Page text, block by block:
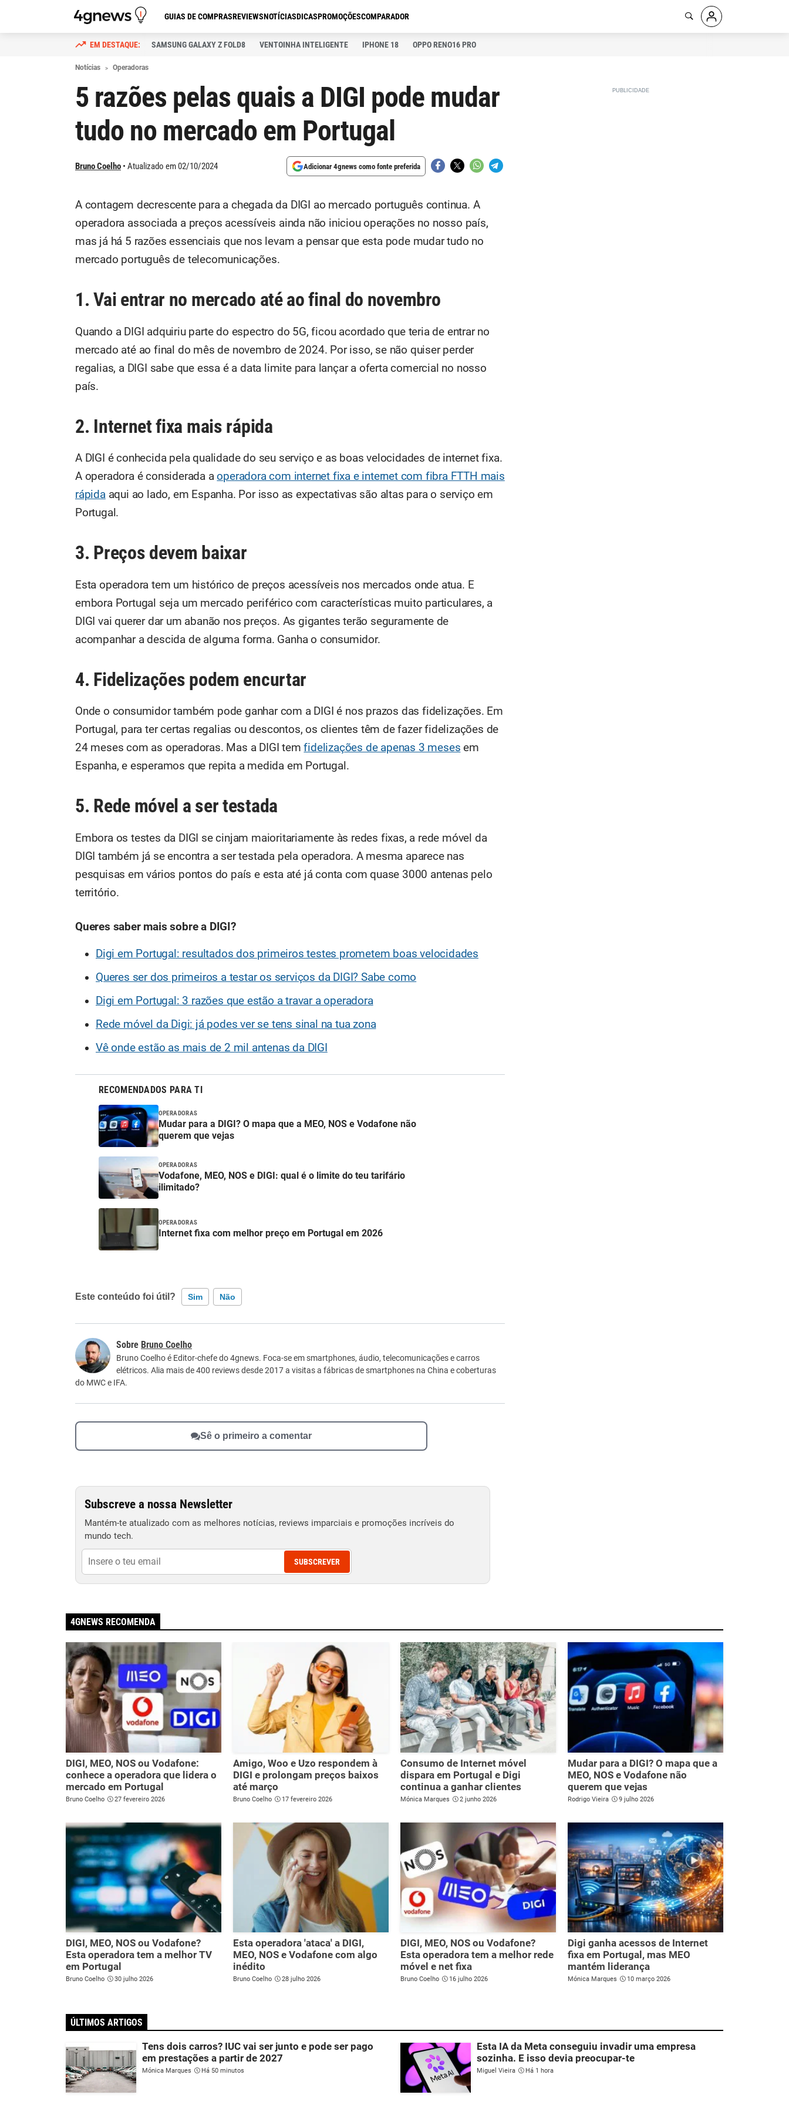
GUIAS DE COMPRASREVIEWSNOTÍCIASDICASPROMOÇÕESCOMPARADOR
SAMSUNG GALAXY Z FOLD8 VENTOINHA INTELIGENTE IPHONE 18 OPPO RENO16 PRO
Notícias Operadoras
5 razões pelas quais a DIGI pode mudar
tudo no mercado em Portugal
Bruno Coelho Atualizado em 02/10/2024 Adicionar 4gnews como fonte preferida
A contagem decrescente para a chegada da DIGI ao mercado português continua. A
operadora associada a preços acessíveis ainda não iniciou operações no nosso país,
mas já há 5 razões essenciais que nos levam a pensar que esta pode mudar tudo no
mercado português de telecomunicações.
1. Vai entrar no mercado até ao final do novembro
Quando a DIGI adquiriu parte do espectro do 5G, ficou acordado que teria de entrar no
mercado até ao final do mês de novembro de 2024. Por isso, se não quiser perder
regalias, a DIGI sabe que essa é a data limite para lançar a oferta comercial no nosso
país.
2. Internet fixa mais rápida
A DIGI é conhecida pela qualidade do seu serviço e as boas velocidades de internet fixa.
A operadora é considerada aoperadora com internet fixa e internet com fibra FTTH mais
rápidaaqui ao lado, em Espanha. Por isso as expectativas são altas para o serviço em
Portugal.
3. Preços devem baixar
Esta operadora tem um histórico de preços acessíveis nos mercados onde atua. E
embora Portugal seja um mercado periférico com características muito particulares, a
DIGI vai querer dar um abanão nos preços. As gigantes terão seguramente de
acompanhar a descida de alguma forma. Ganha o consumidor.
4. Fidelizações podem encurtar
Onde o consumidor também pode ganhar com a DIGI é nos prazos das fidelizações. Em
Portugal, para ter certas regalias ou descontos, os clientes têm de fazer fidelizações de
24 meses com as operadoras. Mas a DIGI temfidelizações de apenas 3 meses em
Espanha, e esperamos que repita a medida em Portugal.
5. Rede móvel a ser testada
Embora os testes da DIGI se cinjam maioritariamente às redes fixas, a rede móvel da
DIGI também já se encontra a ser testada pela operadora. A mesma aparece nas
pesquisas em vários pontos do país e esta até já conta com quase 3000 antenas pelo
território.
Queres saber mais sobre a DIGI?
Digi em Portugal: resultados dos primeiros testes prometem boas velocidades
Queres ser dos primeiros a testar os serviços da DIGI? Sabe como
Digi em Portugal: 3 razões que estão a travar a operadora
Rede móvel da Digi: já podes ver se tens sinal na tua zona
Vê onde estão as mais de 2 mil antenas da DIGI
RECOMENDADOS PARA TI
OPERADORAS
Mudar para a DIGI? O mapa que a MEO, NOS e Vodafone não
querem que vejas
OPERADORAS
Vodafone, MEO, NOS e DIGI: qual é o limite do teu tarifário
ilimitado?
OPERADORAS
Internet fixa com melhor preço em Portugal em 2026
Este conteúdo foi útil? Sim Não
Este conteúdo não tem a informação que procuro
Outro
Bruno Coelho
Bruno Coelho é Editor-chefe do 4gnews. Foca-se em smartphones, áudio, telecomunicações e carros
elétricos. Alia mais de 400 reviews desde 2017 a visitas a fábricas de smartphones na China e coberturas
do MWC e IFA.
Sê o primeiro a comentar
Subscreve a nossa Newsletter
Mantém-te atualizado com as melhores notícias, reviews imparciais e promoções incríveis do
mundo tech.
SUBSCREVER
4GNEWS RECOMENDA
DIGI, MEO, NOS ou Vodafone:
conhece a operadora que lidera o
mercado em Portugal
Bruno Coelho 27 fevereiro 2026
Amigo, Woo e Uzo respondem à
DIGI e prolongam preços baixos
até março
Bruno Coelho 17 fevereiro 2026
Consumo de Internet móvel
dispara em Portugal e Digi
continua a ganhar clientes
Mónica Marques 2 junho 2026
Mudar para a DIGI? O mapa que a
MEO, NOS e Vodafone não
querem que vejas
Rodrigo Vieira 9 julho 2026
DIGI, MEO, NOS ou Vodafone?
Esta operadora tem a melhor TV
em Portugal
Bruno Coelho 30 julho 2026
Esta operadora 'ataca' a DIGI,
MEO, NOS e Vodafone com algo
inédito
Bruno Coelho 28 julho 2026
DIGI, MEO, NOS ou Vodafone?
Esta operadora tem a melhor rede
móvel e net fixa
Bruno Coelho 16 julho 2026
Digi ganha acessos de Internet
fixa em Portugal, mas MEO
mantém liderança
Mónica Marques 10 março 2026
ÚLTIMOS ARTIGOS
Tens dois carros? IUC vai ser junto e pode ser pago
em prestações a partir de 2027
Mónica Marques Há 50 minutos
Esta IA da Meta conseguiu invadir uma empresa
sozinha. E isso devia preocupar-te
Miguel Vieira Há 1 hora